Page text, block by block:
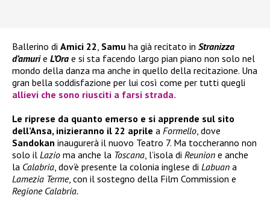
Ballerino di Amici 22, Samu ha già recitato in Stranizza
d’amurie L’Ora e si sta facendo largo pian piano non solo nel
mondo della danza ma anche in quello della recitazione. Una
gran bella soddisfazione per lui così come per tutti quegli
allievi che sono riusciti a farsi strada.
Le riprese da quanto emerso e si apprende sul sito
dell’Ansa, inizieranno il 22 aprile a Formello, dove
Sandokan inaugurerà il nuovo Teatro 7. Ma toccheranno non
solo il Lazio ma anche la Toscana, l’isola di Reunion e anche
la Calabria, dov’è presente la colonia inglese di Labuan a
Lamezia Terme, con il sostegno della Film Commission e
Regione Calabria.